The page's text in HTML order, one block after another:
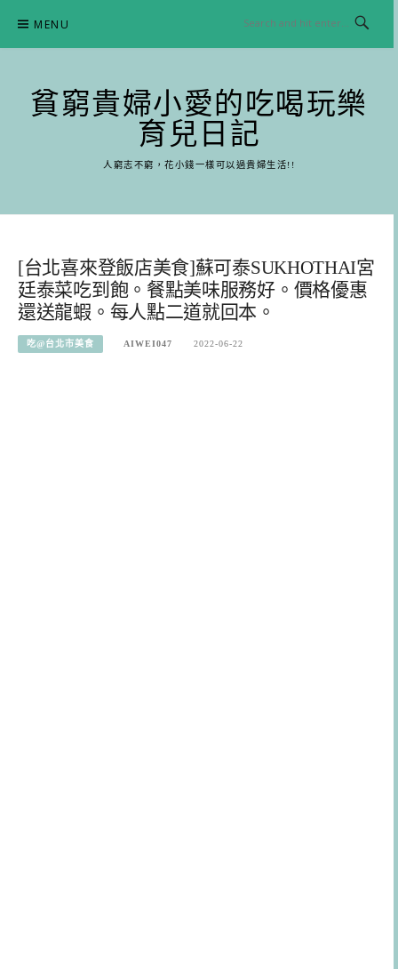
content
MENU
貧窮貴婦小愛的吃喝玩樂
育兒日記
人窮志不窮，花小錢一樣可以過貴婦生活!!
[台北喜來登飯店美食]蘇可泰SUKHOTHAI宮
廷泰菜吃到飽。餐點美味服務好。價格優惠
還送龍蝦。每人點二道就回本。
吃@台北市美食 AIWEI047 2022-06-22